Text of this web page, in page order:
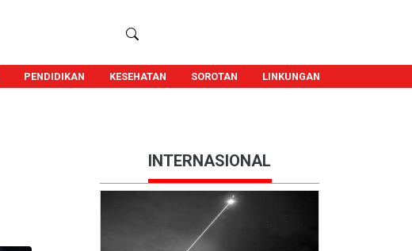
PENDIDIKAN KESEHATAN SOROTAN LINKUNGAN
INTERNASIONAL